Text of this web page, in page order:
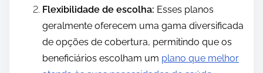
Flexibilidade de escolha: Esses planos
geralmente oferecem uma gama diversificada
de opções de cobertura, permitindo que os
beneficiários escolham um plano que melhor